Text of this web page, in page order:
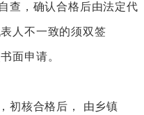
查，确认合格后由法定代
人不一致的须双签
面申请。
初核合格后， 由乡镇